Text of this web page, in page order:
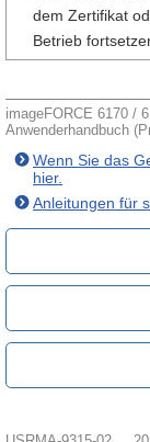
dem Zertifikat
Betrieb
imageFORCE 6170 /
Anwenderhandbuch
Wenn Sie das
hier.
Anleitungen für